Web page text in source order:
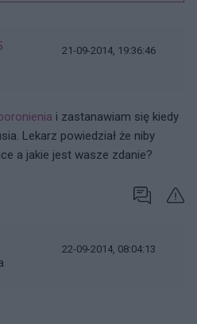
21-09-2014, 19:36:46
i zastanawiam się kiedy
Lekarz powiedział że niby
a jakie jest wasze zdanie?
22-09-2014, 08:04:13